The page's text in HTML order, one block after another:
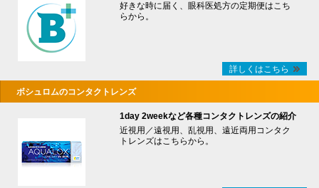
好きな時に届く、眼科医処方の定期便はこち
らから。
詳しくはこちら
ボシュロムのコンタクトレンズ
1day 2weekなど各種コンタクトレンズの紹介
近視用／遠視用、乱視用、遠近両用コンタク
トレンズはこちらから。